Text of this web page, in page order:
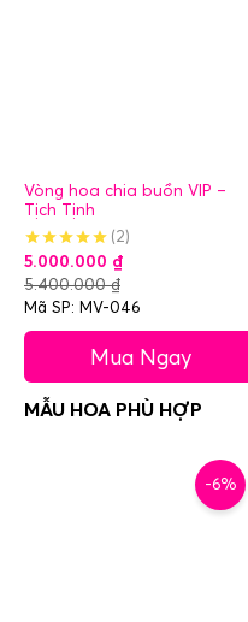
Vòng hoa chia buồn VIP –
Tịch Tịnh
(2)
5.000.000 ₫
5.400.000₫
Mã SP: MV-046
Mua Ngay
-6%